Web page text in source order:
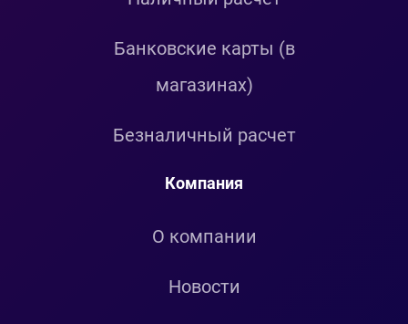
Банковские карты (в
магазинах)
Безналичный расчет
Компания
О компании
Новости